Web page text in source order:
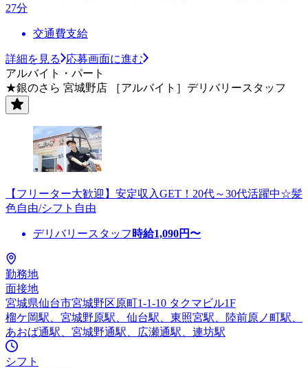
27分
交通費支給
詳細を見る
応募画面に進む
アルバイト・パート
★銀のさら 宮城野店 ［アルバイト］デリバリースタッフ
【フリーター大歓迎】安定収入GET！20代～30代活躍中☆髪
色自由/シフト自由
デリバリースタッフ 時給1,090円〜
勤務地
面接地
宮城県仙台市宮城野区原町1-1-10 タクマビル1F
榴ケ岡駅、宮城野原駅、仙台駅、東照宮駅、陸前原ノ町駅、
あおば通駅、宮城野通駅、広瀬通駅、連坊駅
シフト